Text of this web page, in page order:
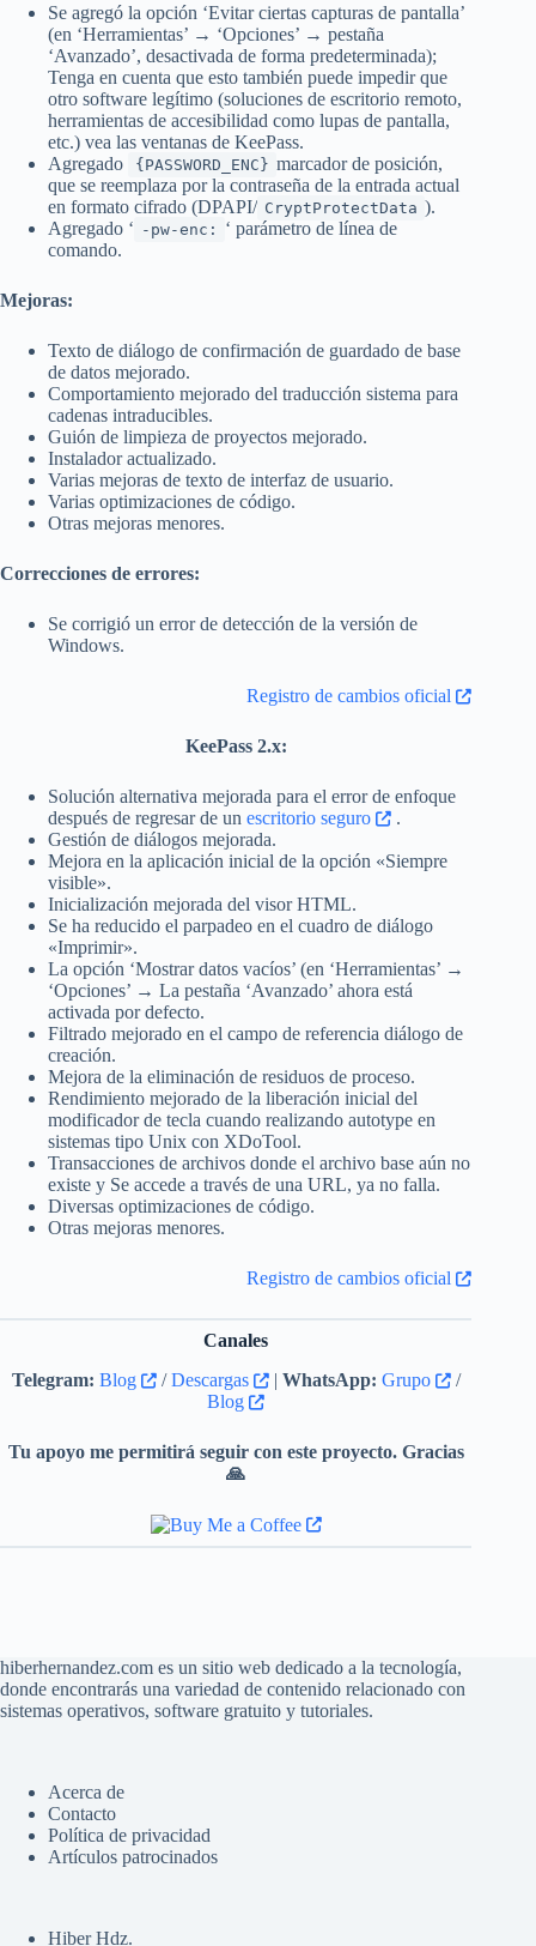
Se agregó la opción ‘Evitar ciertas capturas de pantalla’
(en ‘Herramientas’ → ‘Opciones’ → pestaña
‘Avanzado’, desactivada de forma predeterminada);
Tenga en cuenta que esto también puede impedir que
otro software legítimo (soluciones de escritorio remoto,
herramientas de accesibilidad como lupas de pantalla,
etc.) vea las ventanas de KeePass.
Agregado
{PASSWORD_ENC} marcador de posición,
que se reemplaza por la contraseña de la entrada actual
en formato cifrado (DPAPI/ CryptProtectData ).
Agregado ‘ -pw-enc:
‘ parámetro de línea de
comando.
Mejoras:
Texto de diálogo de confirmación de guardado de base
de datos mejorado.
Comportamiento mejorado del traducción sistema para
cadenas intraducibles.
Guión de limpieza de proyectos mejorado.
Instalador actualizado.
Varias mejoras de texto de interfaz de usuario.
Varias optimizaciones de código.
Otras mejoras menores.
Correcciones de errores:
Se corrigió un error de detección de la versión de
Windows.
Registro de cambios oficial
KeePass 2.x:
Solución alternativa mejorada para el error de enfoque
después de regresar de un escritorio seguro
.
Gestión de diálogos mejorada.
Mejora en la aplicación inicial de la opción «Siempre
visible».
Inicialización mejorada del visor HTML.
Se ha reducido el parpadeo en el cuadro de diálogo
«Imprimir».
La opción ‘Mostrar datos vacíos’ (en ‘Herramientas’ →
‘Opciones’ → La pestaña ‘Avanzado’ ahora está
activada por defecto.
Filtrado mejorado en el campo de referencia diálogo de
creación.
Mejora de la eliminación de residuos de proceso.
Rendimiento mejorado de la liberación inicial del
modificador de tecla cuando realizando autotype en
sistemas tipo Unix con XDoTool.
Transacciones de archivos donde el archivo base aún no
existe y Se accede a través de una URL, ya no falla.
Diversas optimizaciones de código.
Otras mejoras menores.
Registro de cambios oficial
Canales
Telegram: Blog /Descargas | WhatsApp: Grupo
/
Blog
Tu apoyo me permitirá seguir con este proyecto. Gracias
🙏
hiberhernandez.com es un sitio web dedicado a la tecnología,
donde encontrarás una variedad de contenido relacionado con
sistemas operativos, software gratuito y tutoriales.
Acerca de
Contacto
Política de privacidad
Artículos patrocinados
Hiber Hdz.